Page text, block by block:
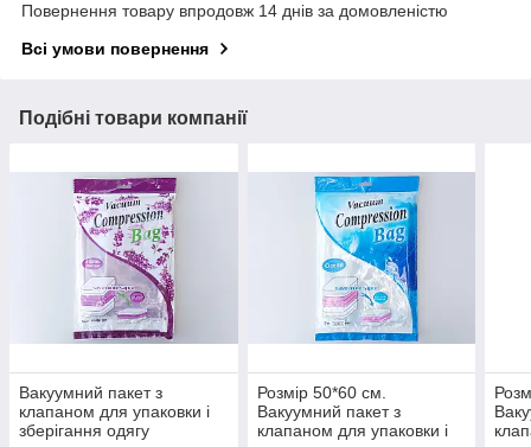
Повернення товару впродовж 14 днів за домовленістю
Всі умови повернення
Подібні товари компанії
Вакуумний пакет з
клапаном для упаковки і
зберігання одягу
Розмір 50*60 см.
Вакуумний пакет з
клапаном для упаковки і